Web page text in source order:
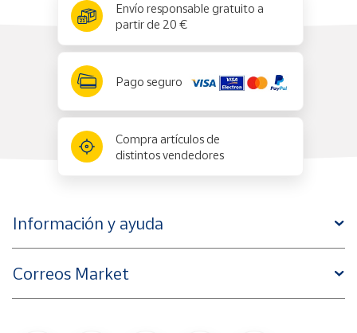
Envío responsable gratuito a
partir de 20 €
Pago seguro
Compra artículos de
distintos vendedores
Información y ayuda
Correos Market